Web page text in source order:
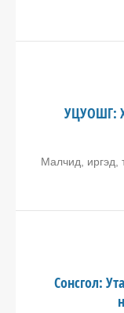
УЦУОШГ:
Малчид, иргэд,
Сонсгол: